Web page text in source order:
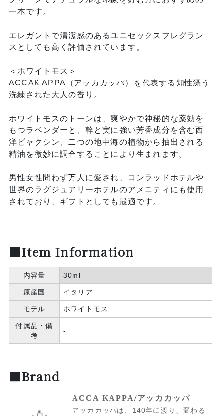
一本です。
エレガントで清潔感のあるユニセックスフレグラン
スとしても高く評価されています。
＜ホワイトモス＞
ACCAK APPA（アッカカッパ）を代表する知性漂う
洗練された大人の香り。
ホワイトモスのトーンは、爽やかで神秘的な薬効を
もつラベンダーと、幹と実に強い芳香成分を含む西
洋ビャクシン、二つの地中海の植物から抽出される
精油を微妙に調合することにより生まれます。
男性女性問わず万人に愛され、コンラッドホテルや
世界のラグジュアリーホテルのアメニティにも使用
されており、ギフトとしても最適です。
■Item Information
内容量 30ml
原産国 イタリア
モデル ホワイトモス
付属品・備
考
-
■Brand
ACCA KAPPA/アッカカッパ
アッカカッパは、140年に渡り、変わる